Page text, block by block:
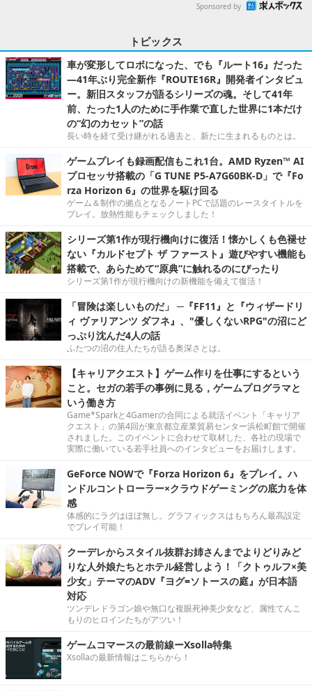
Sponsored by
トピックス
車が変形してロボになった、でも『ルート16』だった
―41年ぶり完全新作『ROUTE16R』開発者インタビュ
ー。新旧スタッフが語るシリーズの魂。そして41年
前、たった1人のために手作業で直した世界に1本だけ
の“幻のカセット”の話
長い時を経て受け継がれる過去と、新たに生まれるものとは。
ゲームプレイも録画配信もこれ1台。AMD Ryzen™ AI
プロセッサ搭載の「G TUNE P5-A7G60BK-D」で『Fo
rza Horizon 6』の世界を駆け回る
ゲーム＆制作の拠点となるノートPCで話題のレースタイトルを
プレイ。放熱性能もチェックしました！
シリーズ第1作が現行機向けに復活！懐かしくも色褪せ
ない『カルドセプト ザ ファースト』遊びやすい機能も
搭載で、あらためて“原典”に触れるのにぴったり
シリーズ第1作が現行機向けの新機能を備えて復活！
「冒険は楽しいものだ」 ─『FF11』と『ウィザードリ
ィ ヴァリアンツ ダフネ』、"優しくないRPG"の沼にど
っぷり沈んだ4人の話
ふたつの沼の住人たちが語る奥深さとは。
【キャリアクエスト】ゲーム作りを仕事にするという
こと。セガの若手の事例に見る，ゲームプログラマと
いう働き方
Game*Sparkと4Gamerの合同による就活イベント「キャリア
クエスト」の第4回が東京都立産業貿易センター浜松町館で開催
されました。このイベントに合わせて取材した、各社の現場で
実際に働いている若手社員へのインタビューをお届けします。
GeForce NOWで『Forza Horizon 6』をプレイ。ハ
ンドルコントローラー×クラウドゲーミングの底力を体
感
体感的にラグはほぼ無し。グラフィックスはもちろん最高設定
でプレイ可能！
クーデレからスタイル抜群お姉さんまでよりどりみど
りな人外娘たちとホテル経営しよう！「クトゥルフ×美
少女」テーマのADV『ヨグ=ソトースの庭』が日本語
対応
ツンデレドラゴン娘や無口な複眼死神美少女など、属性てんこ
もりのヒロインたちがアツい！
ゲームコマースの最前線ーXsolla特集
Xsollaの最新情報はこちらから！